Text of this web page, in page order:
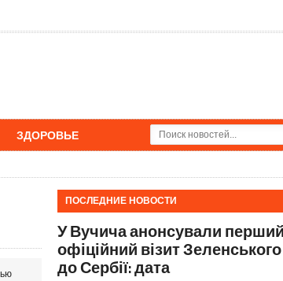
ЗДОРОВЬЕ
ПОСЛЕДНИЕ НОВОСТИ
У Вучича анонсували перший
офіційний візит Зеленського
до Сербії: дата